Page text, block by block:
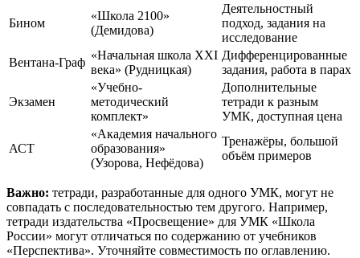
Бином
«Школа 2100»
(Демидова)
Деятельностный
подход, задания на
исследование
Вентана-Граф
«Начальная школа XXI
века» (Рудницкая)
Дифференцированные
задания, работа в парах
Экзамен
«Учебно-
методический
комплект»
Дополнительные
тетради к разным
УМК, доступная цена
АСТ
«Академия начального
образования»
(Узорова, Нефёдова)
Тренажёры, большой
объём примеров
Важно: тетради, разработанные для одного УМК, могут не
совпадать с последовательностью тем другого. Например,
тетради издательства «Просвещение» для УМК «Школа
России» могут отличаться по содержанию от учебников
«Перспектива». Уточняйте совместимость по оглавлению.